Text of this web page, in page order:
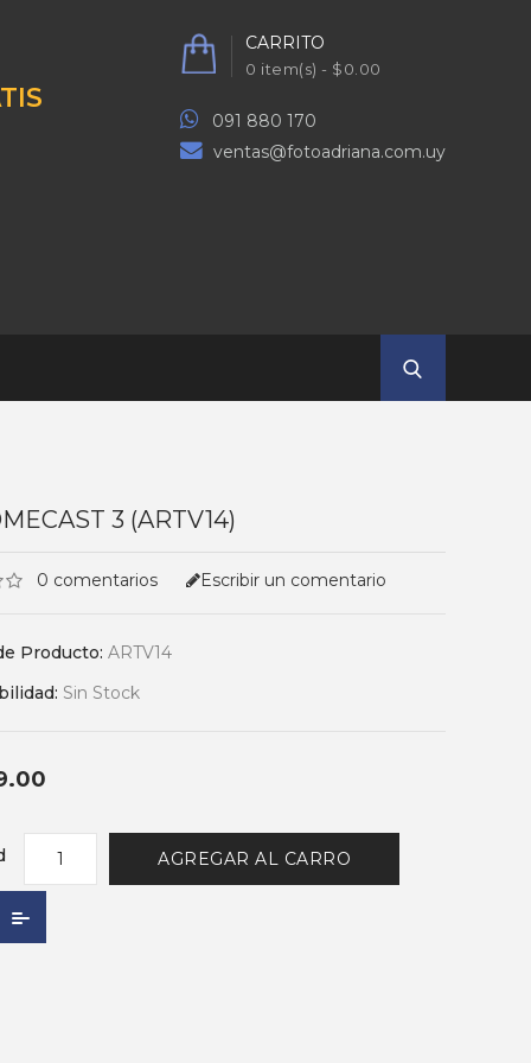
CARRITO
0 item(s) - $0.00
091 880 170
ventas@fotoadriana.com.uy
3 (ARTV14)
0 comentarios Escribir un comentario
Producto:ARTV14
Sin Stock
AGREGAR AL CARRO